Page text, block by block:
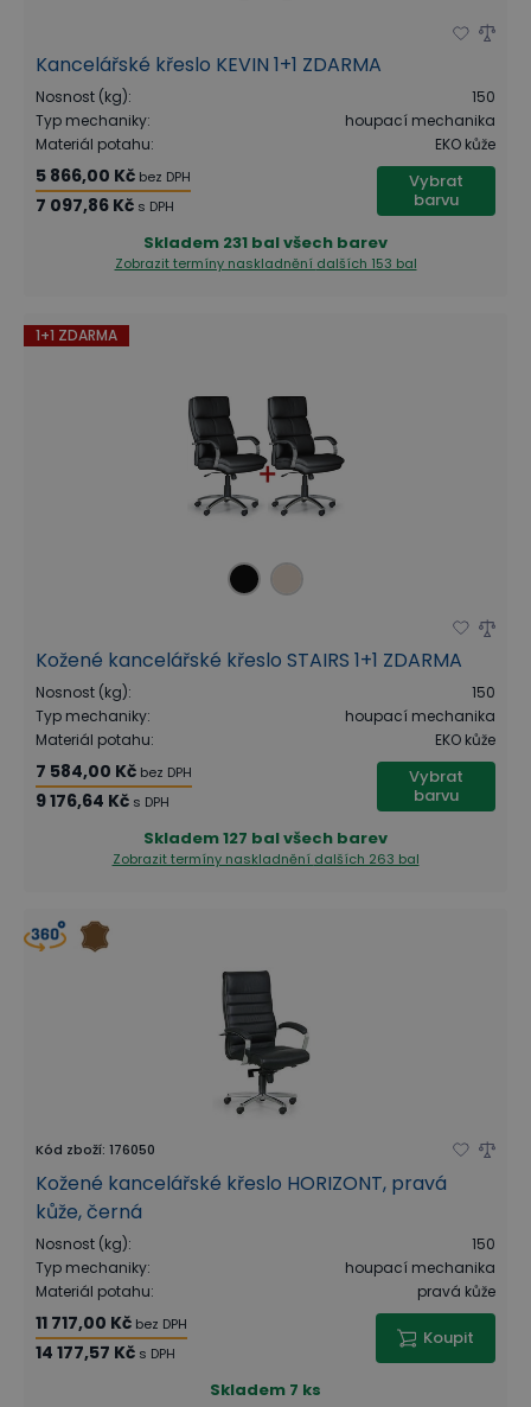
Kancelářské křeslo KEVIN 1+1 ZDARMA
Nosnost (kg):
150
Typ mechaniky:
houpací mechanika
Materiál potahu: EKO kůže
5 866,00 Kč bez DPH
7 097,86 Kč s DPH
Vybrat
barvu
Skladem 231 bal všech barev
Zobrazit termíny naskladnění dalších 153 bal
1+1 ZDARMA
Kožené kancelářské křeslo STAIRS 1+1 ZDARMA
Nosnost (kg):
150
Typ mechaniky:
houpací mechanika
Materiál potahu: EKO kůže
7 584,00 Kč bez DPH
9 176,64 Kč s DPH
Vybrat
barvu
Skladem127 bal všech barev
Zobrazit termíny naskladnění dalších 263 bal
Kód zboží: 176050
Kožené kancelářské křeslo HORIZONT, pravá
kůže, černá
Nosnost (kg):
150
Typ mechaniky:
houpací mechanika
Materiál potahu: pravá kůže
11 717,00 Kč bez DPH
14 177,57 Kč s DPH
Koupit
Skladem 7 ks